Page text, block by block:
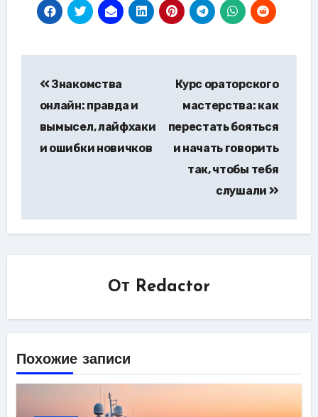
по
записям
Знакомства
онлайн: правда и
вымысел, лайфхаки
и ошибки новичков
Курс ораторского
мастерства: как
перестать бояться
и начать говорить
так, чтобы тебя
слушали
От Redactor
Похожие записи